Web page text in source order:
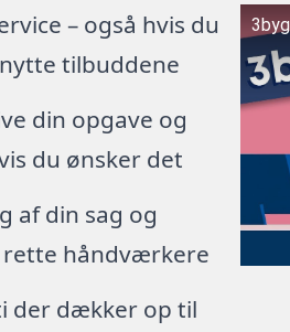
– også hvis du
tilbuddene
din opgave og
du ønsker det
af din sag og
håndværkere
der dækker op til